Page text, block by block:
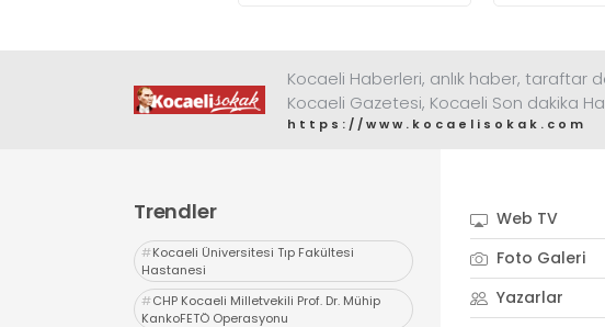
Kocaeli Haberleri, anlık haber, taraftar
Kocaeli Gazetesi, Kocaeli Son dakika
https://www.kocaelisokak.com
Trendler
#Kocaeli Üniversitesi Tıp Fakültesi
Hastanesi
#CHP Kocaeli Milletvekili Prof. Dr. Mühip
KankoFETÖ Operasyonu
Web TV
Foto Galeri
Yazarlar